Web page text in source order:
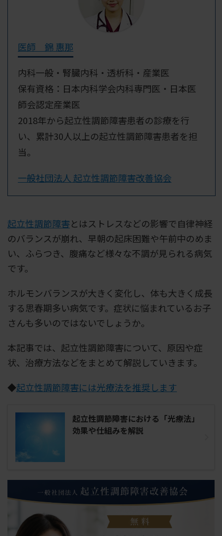
医師 錦 惠那
内科一般・腎臓内科・透析科・産業医
保有資格：日本内科学会内科専門医・日本医
師会認定産業医
2018年から起立性調節障害患者の診療を行
い、累計30人以上の起立性調節障害患者を担
当。
一般社団法人 起立性調節障害改善協会
起立性調節障害とはストレスなどの影響で自律神経
のバランスが崩れ、早朝の起床困難や午前中のめま
い、ふらつき、腹痛など様々な不調が見られる病気
です。
ホルモンバランスが大きく変化し、体も大きく成長
する思春期多い病気です。症状に悩まれているお子
さんも多いのではないでしょうか。
本記事では、起立性調節障害について、原因や症
状、治療方法などをまとめて解説していきます。
◆起立性調節障害には光療法を推奨します
起立性調節障害における「光療法」
効果や仕組みを解説